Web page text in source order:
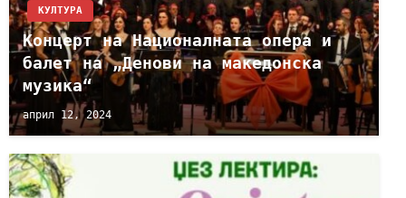
КУЛТУРА
Концерт на Националната опера и
балет на „Денови на македонска
музика“
април 12, 2024